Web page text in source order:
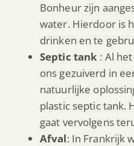
Bonheur zijn
water. Hierdoor is
drinken en te
Septic tank : Al
ons gezuiverd in
natuurlijke
plastic septic tank.
gaat vervolgens
Afval: In Frankrijk